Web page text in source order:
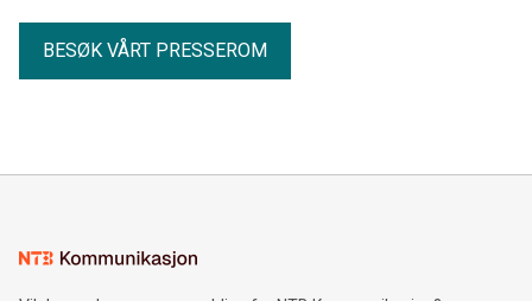
BESØK VÅRT PRESSEROM